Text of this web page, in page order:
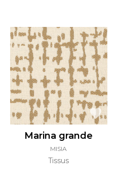
Marina grande
MISIA
Tissus